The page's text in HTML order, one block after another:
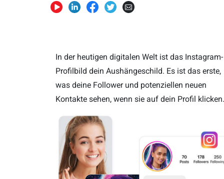
In der heutigen digitalen Welt ist das Instagram-
Profilbild dein Aushängeschild. Es ist das erste,
was deine Follower und potenziellen neuen
Kontakte sehen, wenn sie auf dein Profil klicken.